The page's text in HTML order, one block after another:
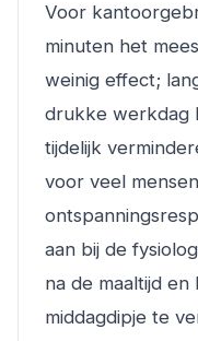
Voor
minuten het
weinig effect;
drukke werkdag
tijdelijk
voor veel
aan bij de
na de maaltijd
middagdipje te